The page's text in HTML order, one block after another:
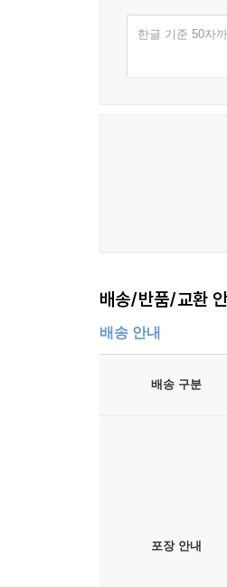
그림책이란 어린이
“지금도 내 등에 콩
난 까까머리 중학생
우울하시구나. 마치
“선배가 저번에 읽
“『나, 화가가 되고
“와, 멋지다! 어찌
“다들 너무 생뚱맞
몸을 이리 꼬고 저
한글 기준 50자
배송/반품/교환
배송 안내
배송 구분
포장 안내